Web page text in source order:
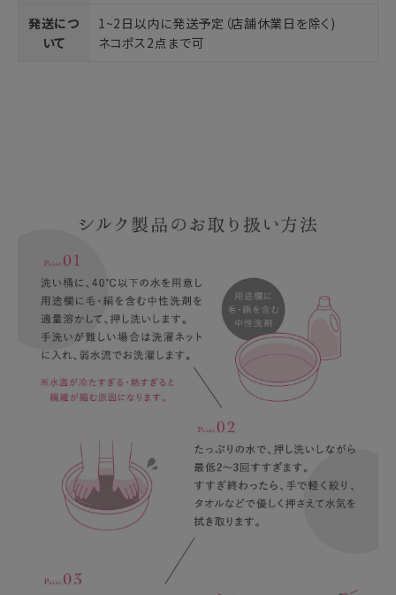
発送につ
いて
1~2日以内に発送予定（店舗休業日を除く)
ネコポス2点まで可